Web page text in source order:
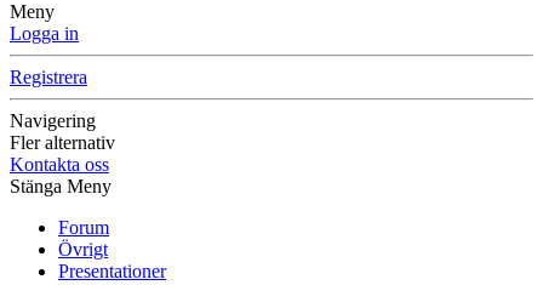
Meny
Logga in
Registrera
Navigering
Fler alternativ
Kontakta oss
Stänga Meny
Forum
Övrigt
Presentationer